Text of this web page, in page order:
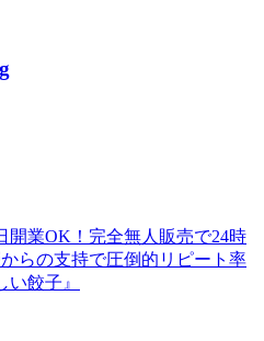
開業OK！完全無人販売で24時
らの支持で圧倒的リピート率
餃子』